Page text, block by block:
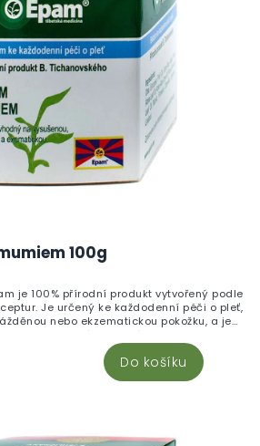
100g
Do košíku
je 100% přírodní produkt vytvořený podle
Je určený ke každodenní péči o pleť,
nebo ekzematickou pokožku, a je
a pohybového aparátu.